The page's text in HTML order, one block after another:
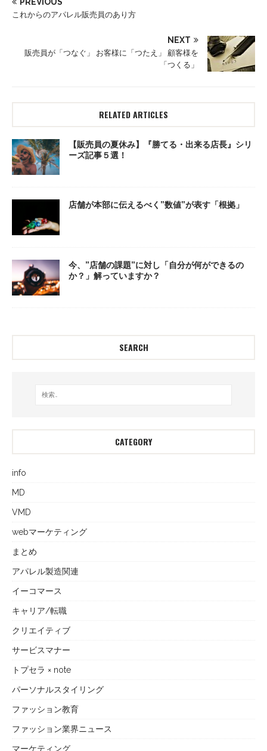
これからのアパレル販売員のあり方
NEXT
販売員が「つなぐ」 お客様に「つたえ」 顧客様を
「つくる」
RELATED ARTICLES
【販売員の夏休み】『勝てる・出来る店長』シリ
ーズ記事５選！
店舗が本部に伝えるべく”数値”が表す「根拠」
今、”店舗の課題”に対し「自分が何ができるの
か？」解っていますか？
SEARCH
CATEGORY
info
MD
VMD
webマーケティング
まとめ
アパレル製造関連
イーコマース
キャリア/転職
クリエイティブ
サービスマナー
トプセラ × note
パーソナルスタイリング
ファッション教育
ファッション業界ニュース
マーケティング